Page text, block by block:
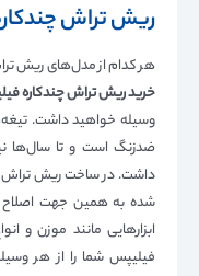
ریش تراش
هر کدام از مدل‌های ریش
خرید ریش تراش چندکاره
وسیله خواهید داشت.
ضدزنگ است و تا سال‌ها
شده به همین جهت اصلاح
ابزارهایی مانند موزن و
فیلیپس شما را از هر